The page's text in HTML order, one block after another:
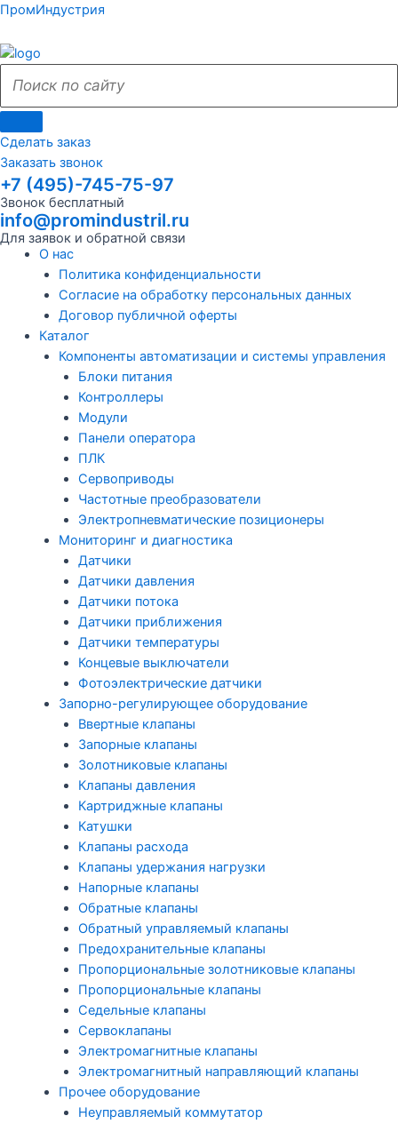
Перейти
содержимому
ПромИндустрия
Поиск
сайту
Поиск
Сделать заказ
Заказать звонок
+7 (495)-745-75-97
Звонок бесплатный
info@promindustril.ru
Для заявок и обратной связи
Меню
О нас
Политика конфиденциальности
Согласие на обработку персональных данных
Договор публичной оферты
Каталог
Компоненты автоматизации и системы управления
Блоки питания
Контроллеры
Модули
Панели оператора
ПЛК
Сервоприводы
Частотные преобразователи
Электропневматические позиционеры
Мониторинг и диагностика
Датчики
Датчики давления
Датчики потока
Датчики приближения
Датчики температуры
Концевые выключатели
Фотоэлектрические датчики
Запорно-регулирующее оборудование
Ввертные клапаны
Запорные клапаны
Золотниковые клапаны
Клапаны давления
Картриджные клапаны
Катушки
Клапаны расхода
Клапаны удержания нагрузки
Напорные клапаны
Обратные клапаны
Обратный управляемый клапаны
Предохранительные клапаны
Пропорциональные золотниковые клапаны
Пропорциональные клапаны
Седельные клапаны
Сервоклапаны
Электромагнитные клапаны
Электромагнитный направляющий клапаны
Прочее оборудование
Неуправляемый коммутатор
Поиск
сайту
Поиск
Меню